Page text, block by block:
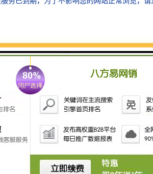
花的运用更甚。特别是到近现代，仿真植物获得了快